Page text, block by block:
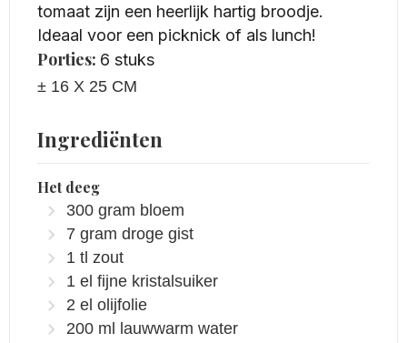
tomaat zijn een heerlijk hartig broodje.
Ideaal voor een picknick of als lunch!
Porties: 6 stuks
± 16 X 25 CM
Ingrediënten
Het deeg
300 gram bloem
7 gram droge gist
1 tl zout
1 el fijne kristalsuiker
2 el olijfolie
200 ml lauwwarm water